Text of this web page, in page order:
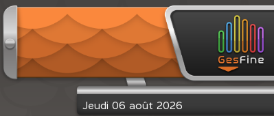
Jeudi 06 août 2026